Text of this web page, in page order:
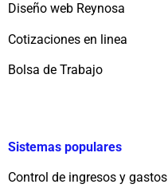
Diseño web Reynosa
Cotizaciones en linea
Bolsa de Trabajo
Sistemas populares
Control de ingresos y gastos